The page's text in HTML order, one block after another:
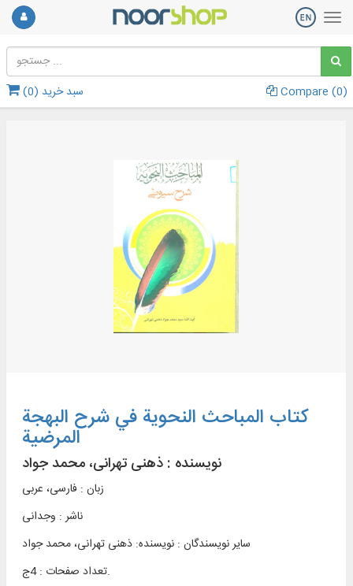
سبد خرید (0
) Compare (0)
کتاب المباحث النحویة في شرح البهجة
المرضیة
نویسنده : ذهنی تهرانی، محمد جواد
زبان : فارسی، عربی
ناشر : وجدانی
سایر نویسندگان : نویسنده: ذهنی تهرانی، محمد جواد
تعداد صفحات : 4ج.